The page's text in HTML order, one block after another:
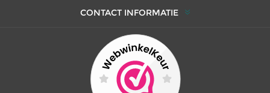
CONTACT INFORMATIE